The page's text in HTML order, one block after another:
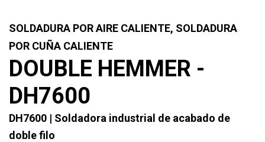
SOLDADURA POR AIRE CALIENTE, SOLDADURA
POR CUÑA CALIENTE
DOUBLE HEMMER -
DH7600
DH7600 | Soldadora industrial de acabado de
doble filo